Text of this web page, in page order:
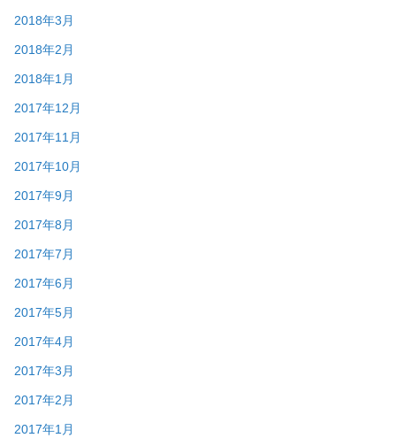
2018年3月
2018年2月
2018年1月
2017年12月
2017年11月
2017年10月
2017年9月
2017年8月
2017年7月
2017年6月
2017年5月
2017年4月
2017年3月
2017年2月
2017年1月